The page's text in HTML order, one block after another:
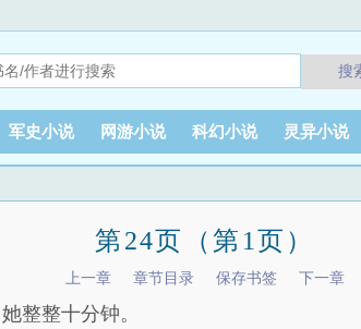
搜
军史小说 网游小说 科幻小说 灵异小说
第24页（第1页）
上一章 章节目录 保存书签 下一章
整十分钟。